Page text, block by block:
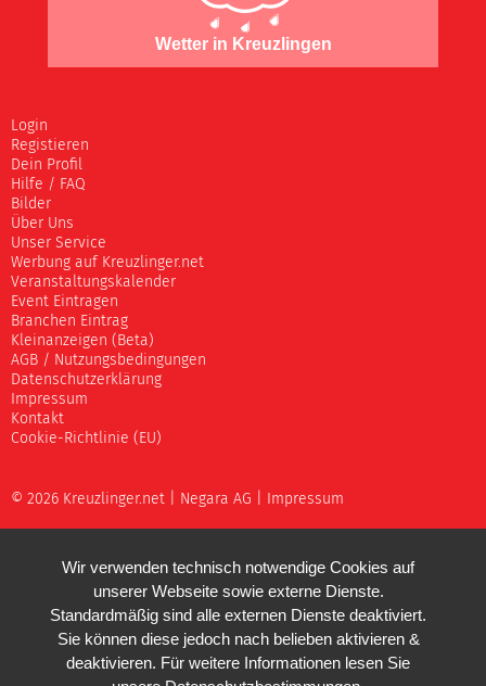
Wetter in Kreuzlingen
Login
Registieren
Dein Profil
Hilfe / FAQ
Bilder
Über Uns
Unser Service
Werbung auf Kreuzlinger.net
Veranstaltungskalender
Event Eintragen
Branchen Eintrag
Kleinanzeigen (Beta)
AGB / Nutzungsbedingungen
Datenschutzerklärung
Impressum
Kontakt
Cookie-Richtlinie (EU)
© 2026 Kreuzlinger.net | Negara AG Impressum
Wir verwenden technisch notwendige Cookies auf
unserer Webseite sowie externe Dienste.
Standardmäßig sind alle externen Dienste deaktiviert.
Sie können diese jedoch nach belieben aktivieren &
deaktivieren. Für weitere Informationen lesen Sie